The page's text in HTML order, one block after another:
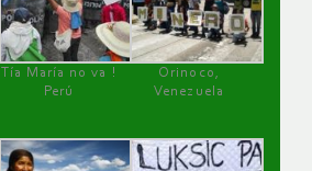
Tía María no va !
Perú
Orinoco,
Venezuela